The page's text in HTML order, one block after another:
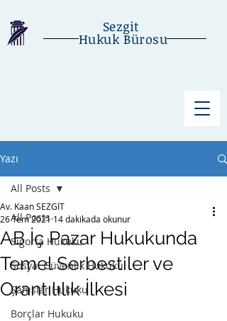
Sezgit
Hukuk Bürosu
Yazı
All Posts
Sigorta Hukuku
Sosyal Güvenlik Hukuku
Şahıslar Hukuku
Borçlar Hukuku
All Posts
AB İç Pazar Hukukunda
Temel Serbestiler ve
Orantılılık İlkesi
Av. Kaan SEZGİT
26 Tem 2021 14 dakikada okunur